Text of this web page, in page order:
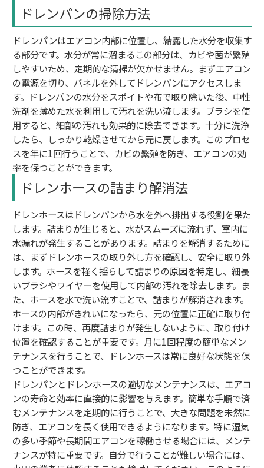
ドレンパンの掃除方法
ドレンパンはエアコン内部に位置し、結露した水分を収集す
る部分です。水分が常に溜まるこの部分は、カビや菌が繁殖
しやすいため、定期的な清掃が欠かせません。まずエアコン
の電源を切り、パネルを外してドレンパンにアクセスしま
す。ドレンパンの水分をスポイトや布で取り除いた後、中性
洗剤を薄めた水を利用して汚れを洗い流します。ブラシを使
用すると、細部の汚れも効果的に除去できます。十分に洗浄
したら、しっかり乾燥させてから元に戻します。このプロセ
スを年に1回行うことで、カビの繁殖を防ぎ、エアコンの効
率を保つことができます。
ドレンホースの詰まり解消法
ドレンホースはドレンパンから水を外へ排出する役割を果た
します。詰まりが生じると、水がスムーズに流れず、室内に
水漏れが発生することがあります。詰まりを解消するために
は、まずドレンホースの取り外し方を確認し、安全に取り外
します。ホースを軽く揺らして詰まりの原因を特定し、細長
いブラシやワイヤーを使用して内部の汚れを除去します。ま
た、ホースを水で洗い流すことで、詰まりが解消されます。
ホースの内部がきれいになったら、元の位置に正確に取り付
けます。この時、再度詰まりが発生しないように、取り付け
位置を確認することが重要です。月に1回程度の簡単なメン
テナンスを行うことで、ドレンホースは常に良好な状態を保
つことができます。
ドレンパンとドレンホースの適切なメンテナンスは、エアコ
ンの寿命と効率に直接的に影響を与えます。簡単な手順で済
むメンテナンスを定期的に行うことで、大きな問題を未然に
防ぎ、エアコンを長く使用できるようになります。特に湿気
の多い季節や長期間エアコンを稼働させる場合には、メンテ
ナンスが特に重要です。自分で行うことが難しい場合には、